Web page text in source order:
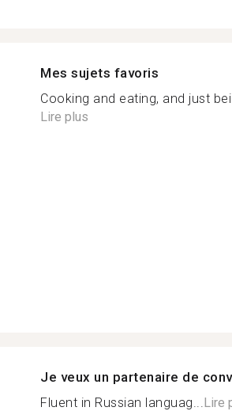
Mes sujets favoris
Cooking and eating, and just
Lire plus
Je veux un partenaire de
Fluent in Russian languag...Lire